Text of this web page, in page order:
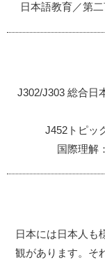
日本語教育／第
J302/J303 総合日
J452トピッ
国際理解
日本には日本人も
観があります。そ